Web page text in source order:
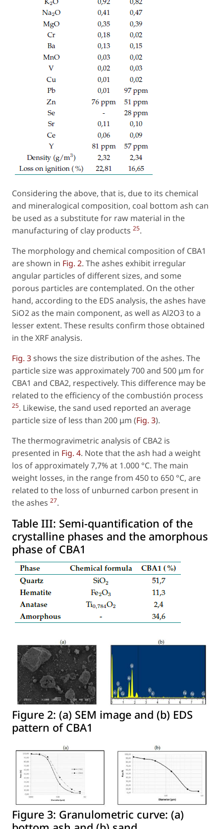
Considering the above, that is, due to its chemical
and mineralogical composition, coal bottom ash can
be used as a substitute for raw material in the
manufacturing of clay products 25.
The morphology and chemical composition of CBA1
are shown in Fig. 2. The ashes exhibit irregular
angular particles of different sizes, and some
porous particles are contemplated. On the other
hand, according to the EDS analysis, the ashes have
SiO2 as the main component, as well as Al2O3 to a
lesser extent. These results confirm those obtained
in the XRF analysis.
Fig. 3shows the size distribution of the ashes. The
particle size was approximately 700 and 500 μm for
CBA1 and CBA2, respectively. This difference may be
related to the efficiency of the combustión process
25. Likewise, the sand used reported an average
particle size of less than 200 μm (Fig. 3).
The thermogravimetric analysis of CBA2 is
presented in Fig. 4. Note that the ash had a weight
los of approximately 7,7% at 1.000 °C. The main
weight losses, in the range from 450 to 650 °C, are
related to the loss of unburned carbon present in
the ashes 27.
Table III: Semi-quantification of the
crystalline phases and the amorphous
phase of CBA1
Figure 2: (a) SEM image and (b) EDS
pattern of CBA1
Figure 3: Granulometric curve: (a)